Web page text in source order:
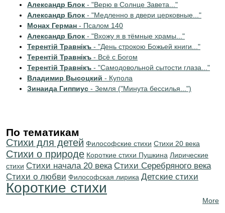
Александр Блок - "Верю в Солнце Завета..."
Александр Блок - "Медленно в двери церковные..."
Монах Герман - Псалом 140
Александр Блок - "Вхожу я в тёмные храмы..."
Терентiй Травнiкъ - "День строкою Божьей книги..."
Терентiй Травнiкъ - Всё с Богом
Терентiй Травнiкъ - "Самодовольной сытости глаза..."
Владимир Высоцкий - Купола
Зинаида Гиппиус - Земля ("Минута бессилья...")
По тематикам
Стихи для детей Философские стихи Стихи 20 века
Стихи о природе Короткие стихи Пушкина Лирические
стихи Cтихи начала 20 века Cтихи Серебряного века
Стихи о любви Философская лирика Детские стихи
Короткие стихи
More